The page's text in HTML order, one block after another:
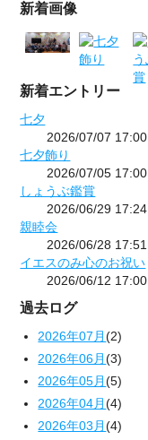
新着画像
新着エントリー
七夕
2026/07/07 17:00
七夕飾り
2026/07/05 17:00
しょうぶ鑑賞
2026/06/29 17:24
親睦会
2026/06/28 17:51
イエスのみ心のお祝い
2026/06/12 17:00
過去ログ
2026年07月(2)
2026年06月(3)
2026年05月(5)
2026年04月(4)
2026年03月(4)